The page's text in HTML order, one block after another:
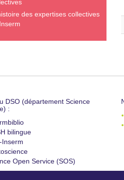
des expertises collectives
DSO (département Science
:
bilingue
Inserm
Open Service (SOS)